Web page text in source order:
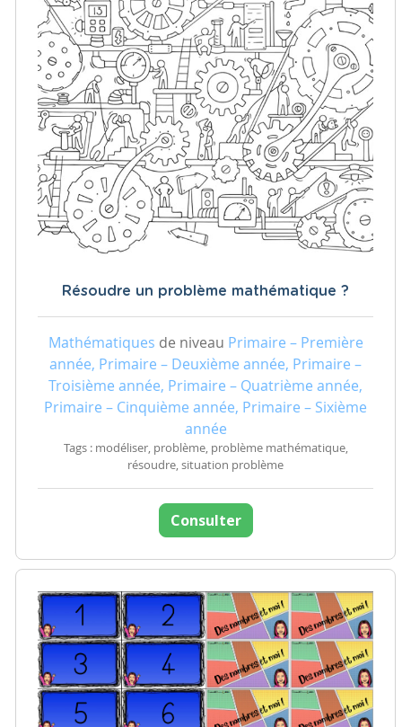
Résoudre un problème mathématique ?
Mathématiques de niveau Primaire – Première
année, Primaire – Deuxième année, Primaire –
Troisième année, Primaire – Quatrième année,
Primaire – Cinquième année, Primaire – Sixième
année
Tags : modéliser, problème, problème mathématique,
résoudre, situation problème
Consulter